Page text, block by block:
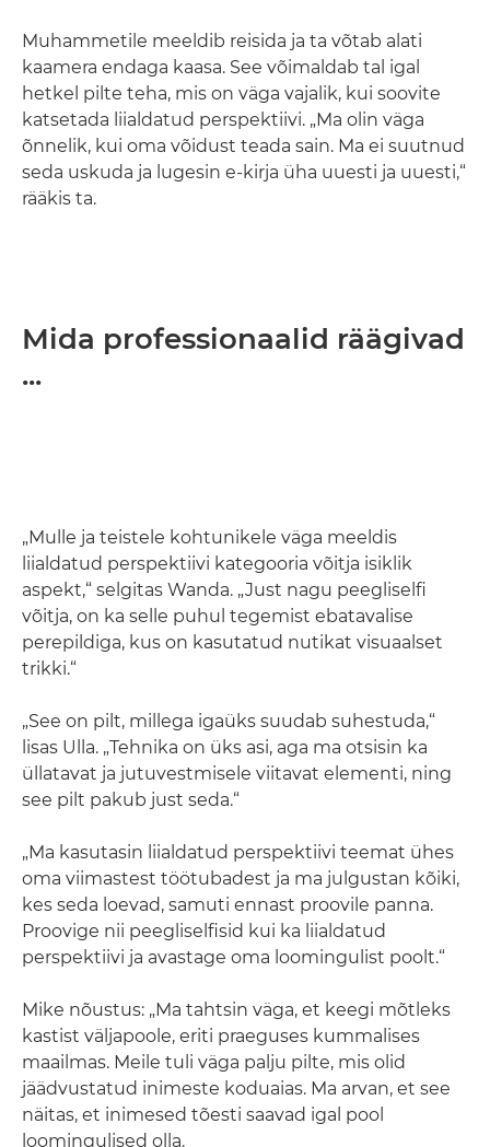
Muhammetile meeldib reisida ja ta võtab alati
kaamera endaga kaasa. See võimaldab tal igal
hetkel pilte teha, mis on väga vajalik, kui soovite
katsetada liialdatud perspektiivi. „Ma olin väga
õnnelik, kui oma võidust teada sain. Ma ei suutnud
seda uskuda ja lugesin e-kirja üha uuesti ja uuesti,“
rääkis ta.
Mida professionaalid räägivad
...
„Mulle ja teistele kohtunikele väga meeldis
liialdatud perspektiivi kategooria võitja isiklik
aspekt,“ selgitas Wanda. „Just nagu peegliselfi
võitja, on ka selle puhul tegemist ebatavalise
perepildiga, kus on kasutatud nutikat visuaalset
trikki.“
„See on pilt, millega igaüks suudab suhestuda,“
lisas Ulla. „Tehnika on üks asi, aga ma otsisin ka
üllatavat ja jutuvestmisele viitavat elementi, ning
see pilt pakub just seda.“
„Ma kasutasin liialdatud perspektiivi teemat ühes
oma viimastest töötubadest ja ma julgustan kõiki,
kes seda loevad, samuti ennast proovile panna.
Proovige nii peegliselfisid kui ka liialdatud
perspektiivi ja avastage oma loomingulist poolt.“
Mike nõustus: „Ma tahtsin väga, et keegi mõtleks
kastist väljapoole, eriti praeguses kummalises
maailmas. Meile tuli väga palju pilte, mis olid
jäädvustatud inimeste koduaias. Ma arvan, et see
näitas, et inimesed tõesti saavad igal pool
loomingulised olla.